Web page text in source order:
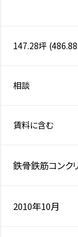
147.28坪
相談
賃料に含む
鉄骨鉄筋コンク
2010年10月